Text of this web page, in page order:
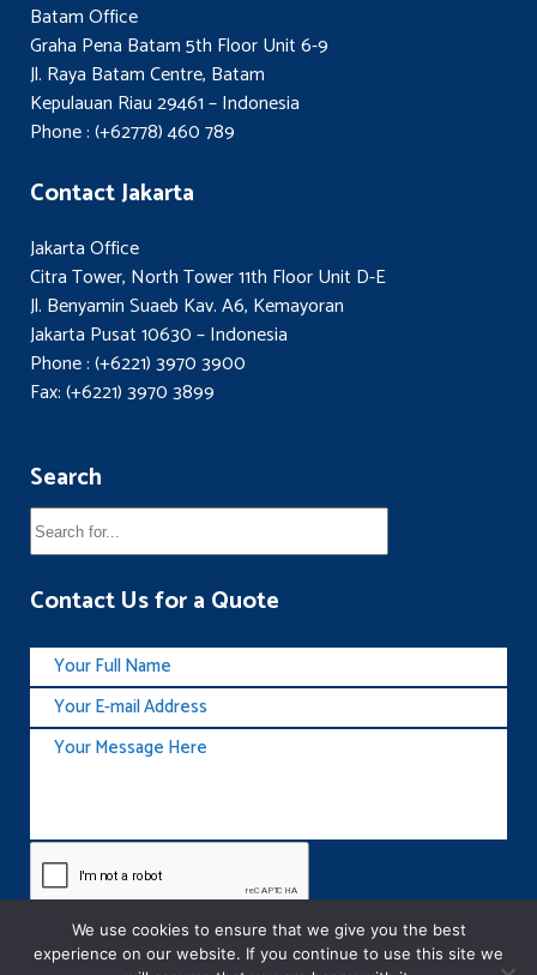
Batam Office
Graha Pena Batam 5th Floor Unit 6-9
Jl. Raya Batam Centre, Batam
Kepulauan Riau 29461 – Indonesia
Phone : (+62778) 460 789
Contact Jakarta
Jakarta Office
Citra Tower, North Tower 11th Floor Unit D-E
Jl. Benyamin Suaeb Kav. A6, Kemayoran
Jakarta Pusat 10630 – Indonesia
Phone : (+6221) 3970 3900
Fax: (+6221) 3970 3899
Search
Contact Us for a Quote
We use cookies to ensure that we give you the best
experience on our website. If you continue to use this site we